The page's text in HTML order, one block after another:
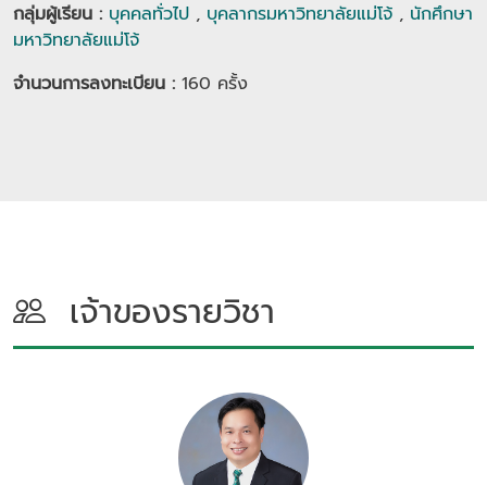
กลุ่มผู้เรียน : บุคคลทั่วไป , บุคลากรมหาวิทยาลัยแม่โจ้ , นักศึกษา
มหาวิทยาลัยแม่โจ้
จำนวนการลงทะเบียน : 160 ครั้ง
เจ้าของรายวิชา